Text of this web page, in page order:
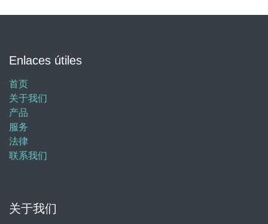
Enlaces útiles
首页
关于我们
产品
服务
法律
联系我们
关于我们